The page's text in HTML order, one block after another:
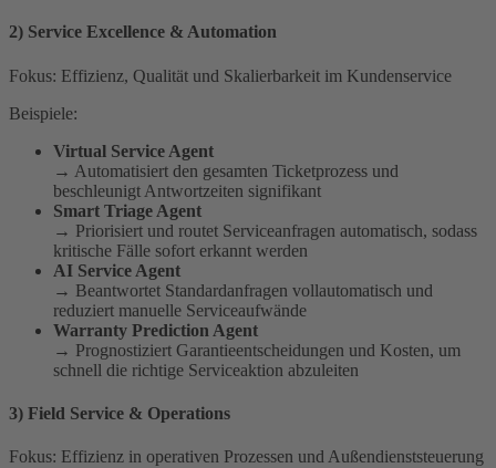
2) Service Excellence & Automation
Fokus: Effizienz, Qualität und Skalierbarkeit im Kunden­service
Beispiele:
Virtual Service Agent
→ Automatisiert den gesamten Ticketprozess und
beschleunigt Antwortzeiten signifikant
Smart Triage Agent
→ Priorisiert und routet Serviceanfragen automatisch, sodass
kritische Fälle sofort erkannt werden
AI Service Agent
→ Beantwortet Standardanfragen vollautomatisch und
reduziert manuelle Serviceaufwände
Warranty Prediction Agent
→ Prognostiziert Garantieentscheidungen und Kosten, um
schnell die richtige Serviceaktion abzuleiten
3) Field Service & Operations
Fokus: Effizienz in operativen Prozessen und Außendienststeuerung